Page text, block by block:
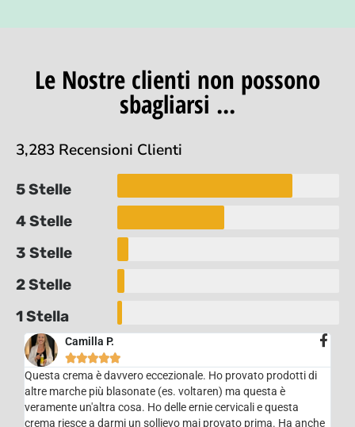
Le Nostre clienti non possono
sbagliarsi ...
3,283 Recensioni Clienti
5 Stelle
4 Stelle
3 Stelle
2 Stelle
1 Stella
Camilla P.

Questa crema è davvero eccezionale. Ho provato prodotti di
altre marche più blasonate (es. voltaren) ma questa è
veramente un'altra cosa. Ho delle ernie cervicali e questa
crema riesce a darmi un sollievo mai provato prima. Ha anche